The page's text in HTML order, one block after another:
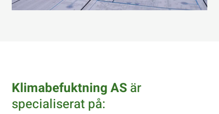
Klimabefuktning AS är
specialiserat på: